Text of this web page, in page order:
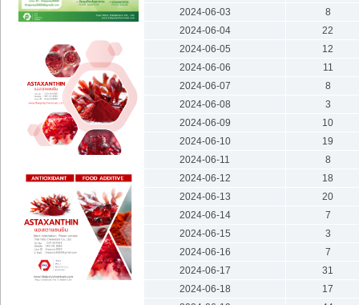
2024-06-03
8
2024-06-04
22
2024-06-05
12
2024-06-06
11
2024-06-07
8
2024-06-08
3
2024-06-09
10
2024-06-10
19
2024-06-11
8
2024-06-12
18
2024-06-13
20
2024-06-14
7
2024-06-15
3
2024-06-16
7
2024-06-17
31
2024-06-18
17